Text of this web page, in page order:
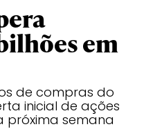
em
de compras do
inicial de ações
próxima semana